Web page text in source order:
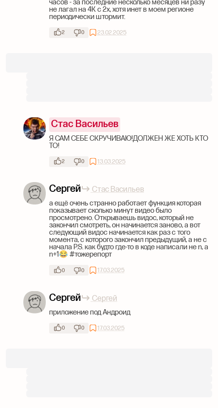
часов - за последние несколько месяцев ни разу
не лагал на 4К с 2х, хотя инет в моем регионе
периодически штормит.
2 0 23.02.2025
Стас Васильев
Я САМ СЕБЕ СКРУЧИВАЮ!ДОЛЖЕН ЖЕ ХОТЬ КТО
ТО!
2 0 13.03.2025
Сергей
Стас Васильев
а ещё очень странно работает функция которая
показывает сколько минут видео было
просмотрено. Открываешь видос, который не
закончил смотреть, он начинается заново, а вот
следующий видос начинается как раз с того
момента, с которого закончил предыдущий, а не с
начала P.S. как будто где-то в коде написали не n, а
n+1😂 #тожерепорт
0 0 17.03.2025
Сергей
Сергей
приложение под Андроид
0 0 17.03.2025